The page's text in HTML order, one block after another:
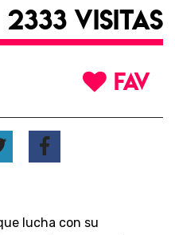
2333 VISITAS
FAV
lucha con su